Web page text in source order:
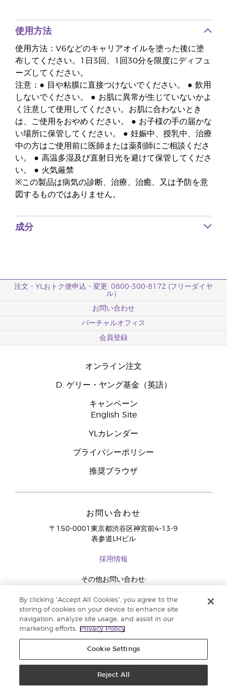
使用方法
使用方法：V6などのキャリアオイルを塗った後に塗
布してください。1日3回、1回30分を限度にディフュ
ーズしてください。
注意：● 目や粘膜に直接つけないでください。 ● 飲用
しないでください。 ● お肌に異常が生じていないかよ
く注意して使用してください。お肌に合わないとき
は、ご使用をおやめください。 ● お子様の手の届かな
い場所に保管してください。 ● 妊娠中、授乳中、治療
中の方はご使用前に医師または薬剤師にご相談くださ
い。 ● 高温多湿及び直射日光を避けて保管してくださ
い。 ● 火気厳禁
※この製品は病気の診断、治療、治癒、又は予防を意
図するものではありません。
成分
注文・YLおトク便申込・変更: 0800-300-8172 (フリーダイヤ
ル）
お問い合わせ
バーチャルオフィス
会員登録
オンライン注文
D. ゲリー・ヤング基金（英語）
キャンペーン
English Site
YLカレンダー
プライバシーポリシー
推奨ブラウザ
お問い合わせ
〒150-0001東京都渋谷区神宮前4-13-9
表参道LHビル
採用情報
その他お問い合わせ:
By clicking “Accept All Cookies”, you agree to the
storing of cookies on your device to enhance site
navigation, analyze site usage, and assist in our
marketing efforts.
Privacy Policy
Cookie Settings
Reject All